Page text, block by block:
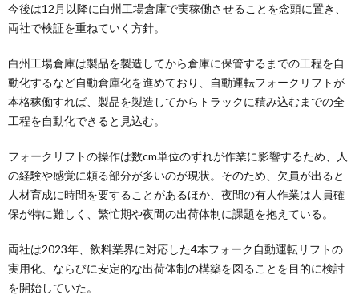
今後は12月以降に白州工場倉庫で実稼働させることを念頭に置き、
両社で検証を重ねていく方針。
白州工場倉庫は製品を製造してから倉庫に保管するまでの工程を自
動化するなど自動倉庫化を進めており、自動運転フォークリフトが
本格稼働すれば、製品を製造してからトラックに積み込むまでの全
工程を自動化できると見込む。
フォークリフトの操作は数cm単位のずれが作業に影響するため、人
の経験や感覚に頼る部分が多いのが現状。そのため、欠員が出ると
人材育成に時間を要することがあるほか、夜間の有人作業は人員確
保が特に難しく、繁忙期や夜間の出荷体制に課題を抱えている。
両社は2023年、飲料業界に対応した4本フォーク自動運転リフトの
実用化、ならびに安定的な出荷体制の構築を図ることを目的に検討
を開始していた。